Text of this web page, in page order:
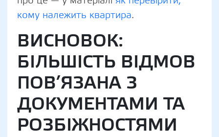
кому належить квартира.
ВИСНОВОК:
БІЛЬШІСТЬ ВІДМОВ
ПОВ’ЯЗАНА З
ДОКУМЕНТАМИ ТА
РОЗБІЖНОСТЯМИ